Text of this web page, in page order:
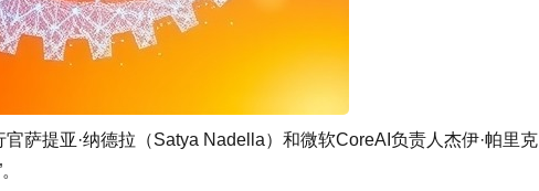
萨提亚·纳德拉（Satya Nadella）和微软CoreAI负责人杰伊·帕里克